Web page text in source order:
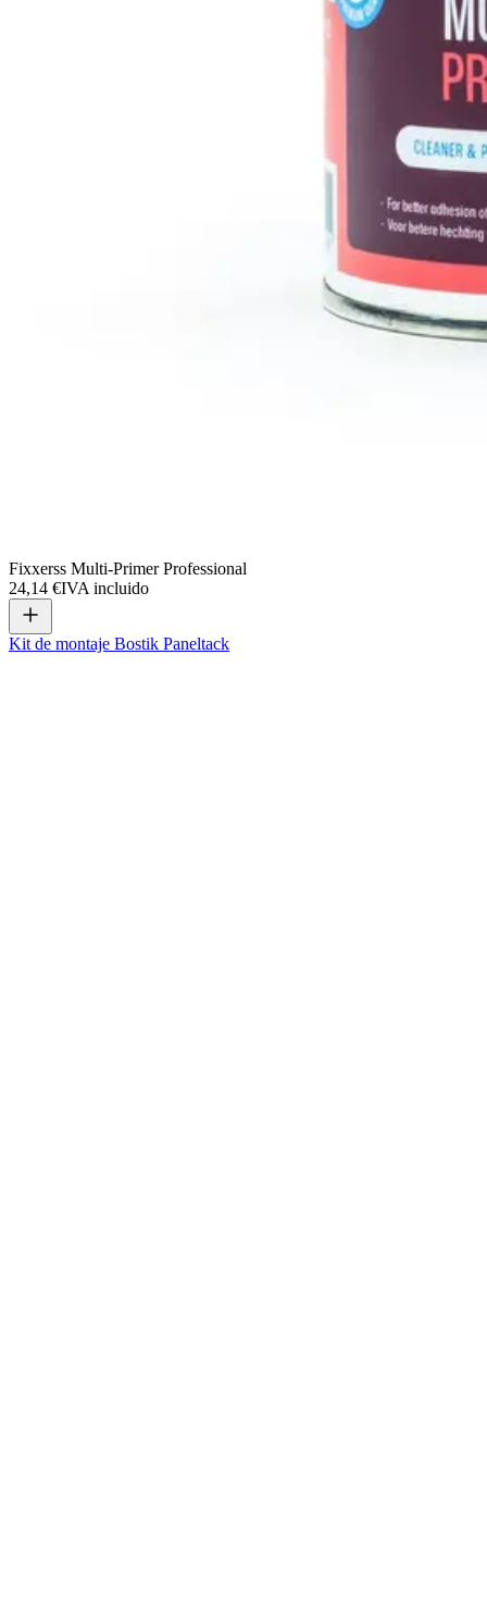
Fixxerss Multi-Primer Professional
24,14 €IVA incluido
Kit de montaje Bostik Paneltack